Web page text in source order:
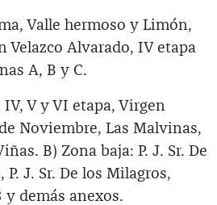
Valle hermoso y Limón,
Velazco Alvarado, IV etapa
A, B y C.
V y VI etapa, Virgen
Noviembre, Las Malvinas,
B) Zona baja: P. J. Sr. De
J. Sr. De los Milagros,
y demás anexos.